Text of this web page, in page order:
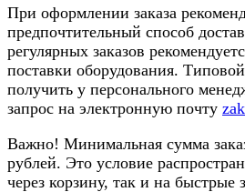
При оформлении заказа
предпочтительный способ
регулярных заказов
поставки оборудования.
получить у персонального
запрос на электронную почту
Важно! Минимальная сумма
рублей. Это условие
через корзину, так и на быстрые